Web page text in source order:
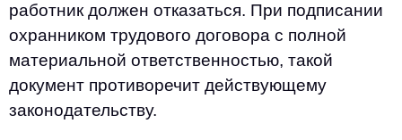
работник должен отказаться. При подписании
охранником трудового договора с полной
материальной ответственностью, такой
документ противоречит действующему
законодательству.